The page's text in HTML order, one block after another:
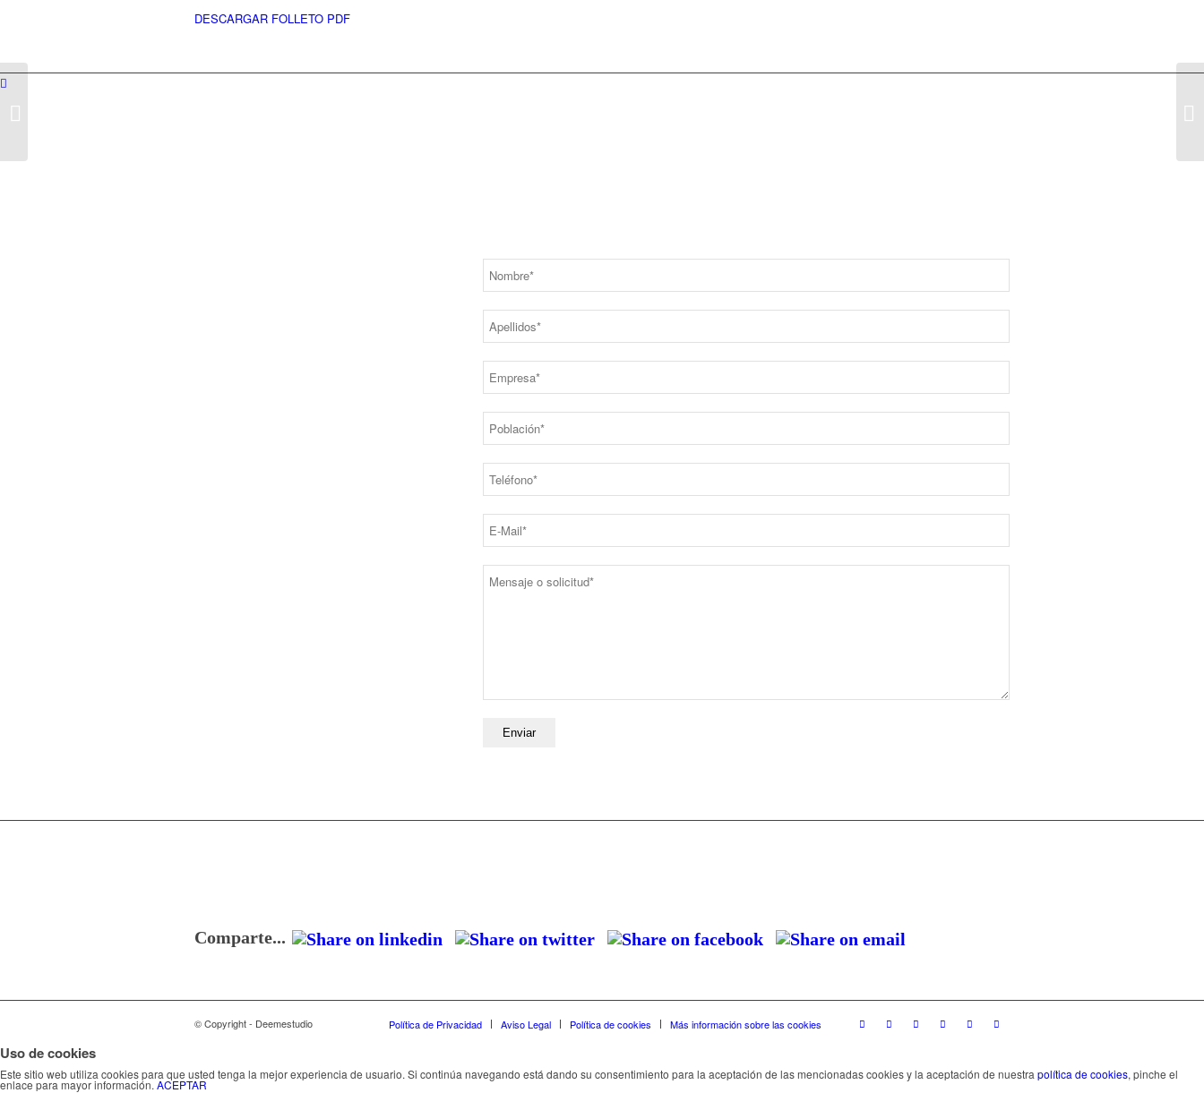
DESCARGAR FOLLETO PDF
Comparte...
© Copyright - Deemestudio Política de Privacidad Aviso Legal Política de cookies Más información sobre las cookies
Uso de cookies
Este sitio web utiliza cookies para que usted tenga la mejor experiencia de usuario. Si continúa navegando está dando su consentimiento para la aceptación de las mencionadas cookies y la aceptación de nuestra política de cookies, pinche el
enlace para mayor información. ACEPTAR